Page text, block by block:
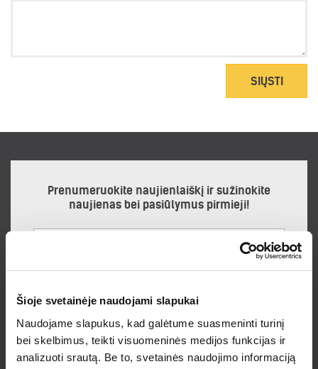
Šioje svetainėje naudojami slapukai
Naudojame slapukus, kad galėtume suasmeninti turinį
bei skelbimus, teikti visuomeninės medijos funkcijas ir
analizuoti srautą. Be to, svetainės naudojimo informaciją
SIŲSTI
Prenumeruokite naujienlaiškį ir sužinokite
naujienas bei pasiūlymus pirmieji!
Prenumeruodamas naujienlaiškį sutinku suPrivatumo politika.
PRENUMERUOTI